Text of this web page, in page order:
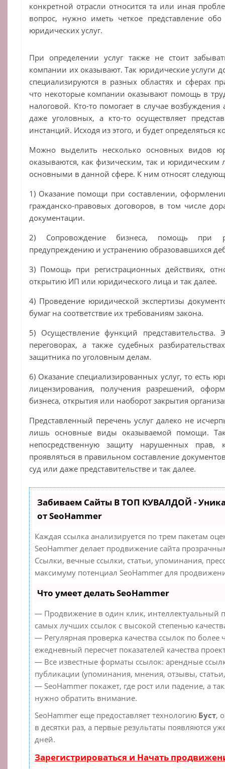
конкретной отрасли относится та или иная
вопрос, нужно иметь четкое представление
юридических услуг.
При определении услуг также не стоит
компании их оказывают. Так юридические услуги
специализируются в разных областях и сферах
что некоторые компании оказывают помощь в
налоговой. Кто-то помогает в случае
даже уголовных, а кто-то осуществляет
инстанций. Исходя из этого, и будет определяться
Можно выделить несколько основных видов
оказываются, как физическим, так и юридическим
основными в данной сфере. К ним относят
1) Оказание помощи при составлении,
гражданско-правовых договоров, в том числе
документации.
2) Сопровождение бизнеса, помощь при
предупреждению и устранению образовавшихся
3) Помощь при регистрационных действиях,
открытию ИП или юридического лица и так далее.
4) Проведение юридической экспертизы
бумаг на соответствие их требованиям закона.
5) Осуществление функций
переговорах, а также судебных
защитника по уголовным делам.
6) Оказание специализированных услуг, то есть
лицензирования, получения разрешений,
бизнеса, открытия или наоборот закрытия
Представленный перечень услуг далеко не
лишь основные виды оказываемой помощи.
непосредственную защиту нарушенных
проявляться в правильном составление
суд или даже представительстве и так далее.
Забиваем Сайты В ТОП КУВАЛДОЙ -
от SeoHammer
Каждая ссылка анализируется по трем пакетам
SeoHammer делает продвижение сайта
Ссылки, вечные ссылки, статьи, упоминания,
максимуму потенциал SeoHammer для
Что умеет делать SeoHammer
— Продвижение в один клик, интеллектуальный
самых лучших ссылок с высокой степенью
— Регулярная проверка качества ссылок по более
ежедневный пересчет показателей качества
— Все известные форматы ссылок: арендные
публикации (упоминания, мнения, отзывы,
— SeoHammer покажет, где рост или падение, а
нужно обратить внимание.
SeoHammer еще предоставляет технологию Буст,
в десятки раз, а первые результаты появляются
дней.
Зарегистрироваться и Начать